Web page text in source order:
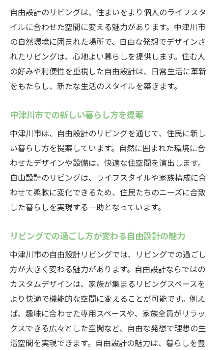
自由設計のリビングは、住まいをより個人のライフスタ
イルに合わせた空間に変える魅力があります。中津川市
の自然環境に囲まれた場所で、自由な発想でデザインさ
れたリビングは、心地よい暮らしを提供します。住む人
の好みや利便性を重視した自由設計は、日常生活に革新
をもたらし、新たな生活のスタイルを築きます。
中津川市での新しい暮らし方を提案
中津川市は、自由設計のリビングを通じて、住民に新し
い暮らし方を提案しています。自然に囲まれた環境に合
わせたデザインや設備は、快適な住空間を演出します。
自由設計のリビングは、ライフスタイルや家族構成に合
わせて柔軟に変化できるため、住民たちのニーズに合致
した暮らしを実現する一助となっています。
リビングでの過ごし方が変わる自由設計の魅力
中津川市の自由設計リビングでは、リビングでの過ごし
方が大きく変わる魅力があります。自由設計ならではの
カスタムデザインは、家族が集まるリビングスペースを
より快適で機能的な空間に変えることが可能です。例え
ば、趣味に合わせた専用スペースや、家族全員がリラッ
クスできる広々とした空間など、自由な発想で理想の生
活空間を実現できます。自由設計の魅力は、暮らしを豊